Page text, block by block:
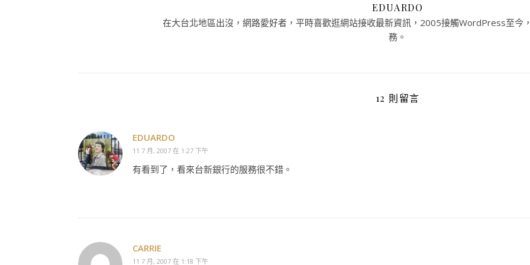
EDUARDO
在大台北地區出沒，網路愛好者，平時喜歡逛網站接收最新資訊，2005接觸WordPress至今
務。
12 則留言
EDUARDO
11 7 月, 2007 在 1:27 下午
有看到了，看來台新銀行的服務很不錯。
CARRIE
11 7 月, 2007 在 1:18 下午